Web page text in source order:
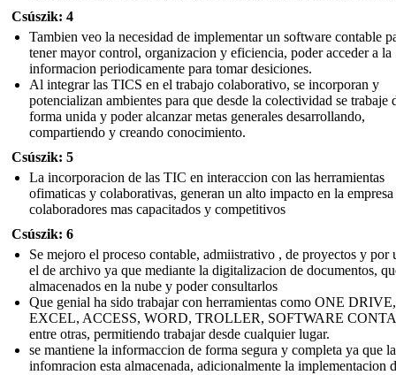
Csúszik: 4
Tambien veo la necesidad de implementar un software contable
tener mayor control, organizacion y eficiencia, poder acceder a la
informacion periodicamente para tomar desiciones.
Al integrar las TICS en el trabajo colaborativo, se incorporan y
potencializan ambientes para que desde la colectividad se trabaje
forma unida y poder alcanzar metas generales desarrollando,
compartiendo y creando conocimiento.
Csúszik: 5
La incorporacion de las TIC en interaccion con las herramientas
ofimaticas y colaborativas, generan un alto impacto en la
colaboradores mas capacitados y competitivos
Csúszik: 6
Se mejoro el proceso contable, admiistrativo , de proyectos y por
el de archivo ya que mediante la digitalizacion de documentos,
almacenados en la nube y poder consultarlos
Que genial ha sido trabajar con herramientas como ONE DRIVE,
EXCEL, ACCESS, WORD, TROLLER, SOFTWARE
entre otras, permitiendo trabajar desde cualquier lugar.
se mantiene la informaccion de forma segura y completa ya que la
infomracion esta almacenada, adicionalmente la implementacion